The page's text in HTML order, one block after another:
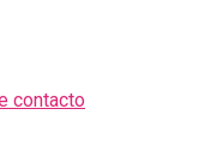
contacto